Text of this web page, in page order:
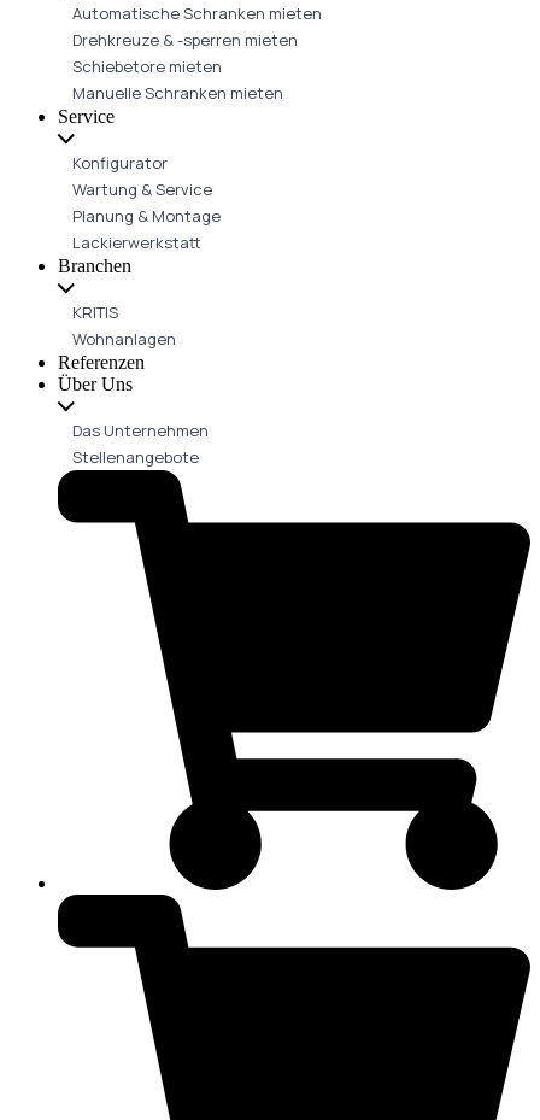
Automatische Schranken mieten
Drehkreuze & -sperren mieten
Schiebetore mieten
Manuelle Schranken mieten
Service
Konfigurator
Wartung & Service
Planung & Montage
Lackierwerkstatt
Branchen
KRITIS
Wohnanlagen
Referenzen
Über Uns
Das Unternehmen
Stellenangebote